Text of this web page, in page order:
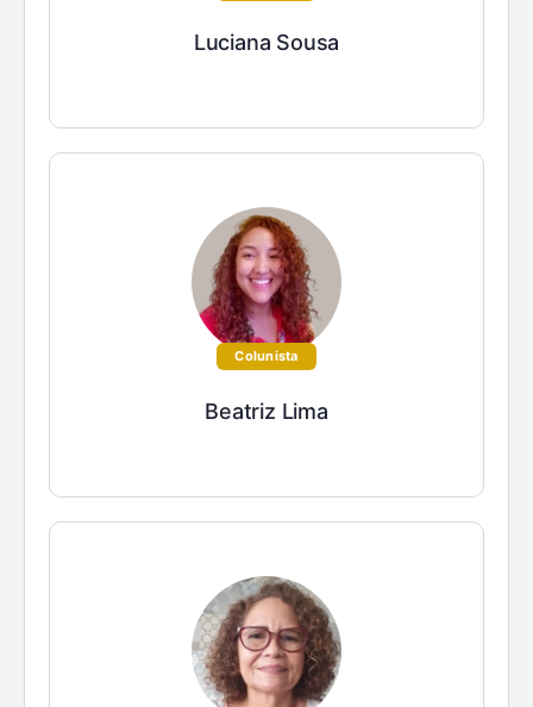
Luciana Sousa
Colunista
Beatriz Lima